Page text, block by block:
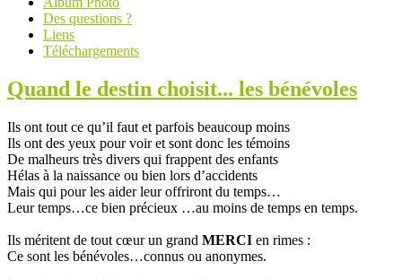
Des questions ?
Liens
Téléchargements
Quand le destin choisit... les bénévoles
Ils ont tout ce qu’il faut et parfois beaucoup moins
Ils ont des yeux pour voir et sont donc les témoins
De malheurs très divers qui frappent des enfants
Hélas à la naissance ou bien lors d’accidents
Mais qui pour les aider leur offriront du temps…
Leur temps…ce bien précieux …au moins de temps en temps.
Ils méritent de tout cœur un grand MERCI en rimes :
Ce sont les bénévoles…connus ou anonymes.